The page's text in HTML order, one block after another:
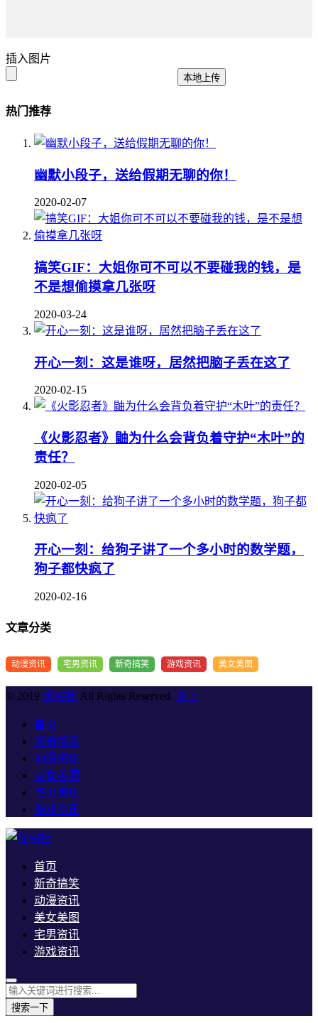
插入图片
本地上传
热门推荐
幽默小段子，送给假期无聊的你！
2020-02-07
搞笑GIF：大姐你可不可以不要碰我的钱，是
不是想偷摸拿几张呀
2020-03-24
开心一刻：这是谁呀，居然把脑子丢在这了
2020-02-15
《火影忍者》鼬为什么会背负着守护“木叶”的
责任？
2020-02-05
开心一刻：给狗子讲了一个多小时的数学题，
狗子都快疯了
2020-02-16
文章分类
动漫资讯 宅男资讯 新奇搞笑 游戏资讯 美女美图
© 2019 优宅社 All Rights Reserved. 关于
首页
新奇搞笑
动漫资讯
美女美图
宅男资讯
游戏资讯
首页
新奇搞笑
动漫资讯
美女美图
宅男资讯
游戏资讯
搜索一下